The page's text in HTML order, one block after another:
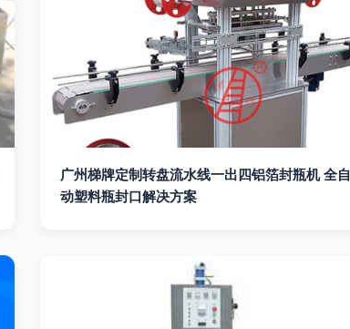
广州梯牌定制转盘流水线一出四铝箔封瓶机 全自
动塑料瓶封口解决方案